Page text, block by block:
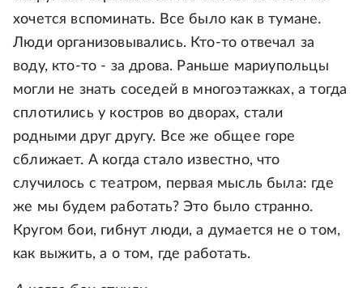
хочется вспоминать. Все было как в тумане.
Люди организовывались. Кто-то отвечал за
воду, кто-то - за дрова. Раньше мариупольцы
могли не знать соседей в многоэтажках, а тогда
сплотились у костров во дворах, стали
родными друг другу. Все же общее горе
сближает. А когда стало известно, что
случилось с театром, первая мысль была: где
же мы будем работать? Это было странно.
Кругом бои, гибнут люди, а думается не о том,
как выжить, а о том, где работать.